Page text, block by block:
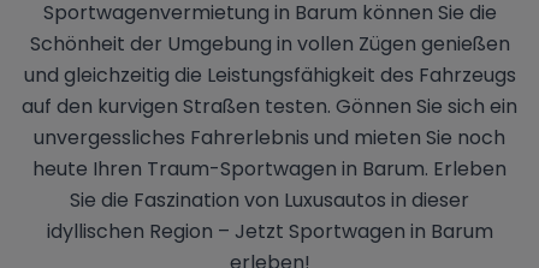
Sportwagenvermietung in Barum können Sie die
Schönheit der Umgebung in vollen Zügen genießen
und gleichzeitig die Leistungsfähigkeit des Fahrzeugs
auf den kurvigen Straßen testen. Gönnen Sie sich ein
unvergessliches Fahrerlebnis und mieten Sie noch
heute Ihren Traum-Sportwagen in Barum. Erleben
Sie die Faszination von Luxusautos in dieser
idyllischen Region – Jetzt Sportwagen in Barum